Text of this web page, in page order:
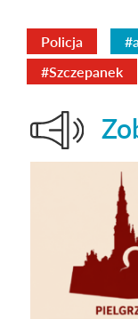
Policja
#Szczepanek